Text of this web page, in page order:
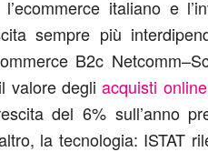
italiano e
sempre più
B2c
valore degliacquisti online
del 6% sull’anno
la tecnologia: ISTAT